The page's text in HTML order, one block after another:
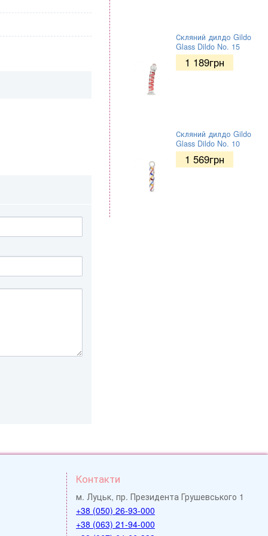
Скляний дилдо Gildo
Glass Dildo No. 15
1 189грн
Скляний дилдо Gildo
Glass Dildo No. 10
1 569грн
Контакти
м. Луцьк, пр. Президента Грушевського 1
+38 (050) 26-93-000
+38 (063) 21-94-000